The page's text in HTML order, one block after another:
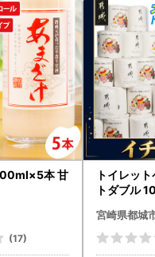
本 甘
(17)
トイレッ
トダブル
宮崎県都城